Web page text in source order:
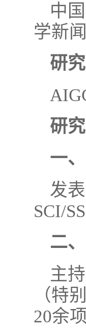
中
学新
研
研
一
发
SCI/
二
主
（特
20余